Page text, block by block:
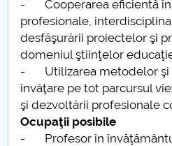
- Cooperarea eficientă în
profesionale,
desfăşurării proiectelor şi
domeniul ştiinţelor
- Utilizarea metodelor şi
învăţare pe tot parcursul
şi dezvoltării profesionale
Ocupaţii posibile
- Profesor în